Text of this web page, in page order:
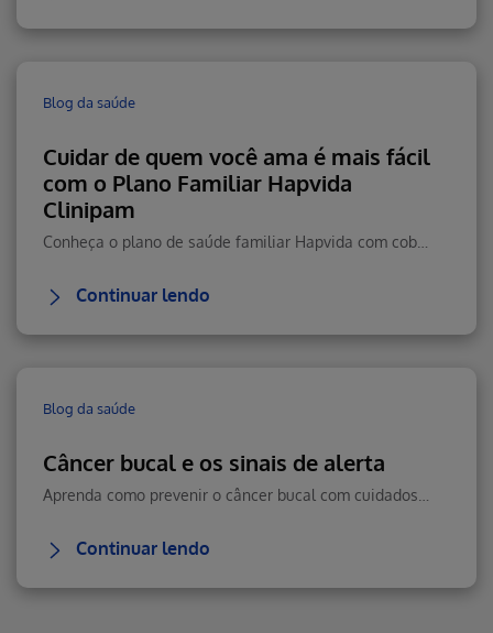
Blog da saúde
Cuidar de quem você ama é mais fácil
com o Plano Familiar Hapvida
Clinipam
Continuar lendo
Blog da saúde
Câncer bucal e os sinais de alerta
Continuar lendo